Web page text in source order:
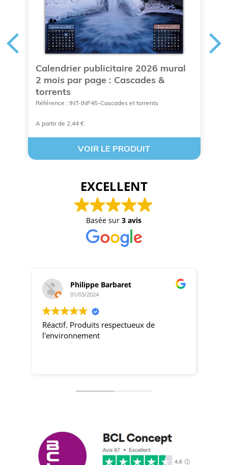
Calendrier publicitaire 2026 mural
2 mois par page : Cascades &
torrents
Référence : INT-INF45-Cascades et torrents
A partir de 2,44 €
VOIR LE PRODUIT
EXCELLENT
Basée sur3 avis
Philippe Barbaret
01/03/2024
Réactif. Produits respectueux de
l'environnement